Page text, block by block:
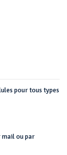
pour tous types
mail ou par